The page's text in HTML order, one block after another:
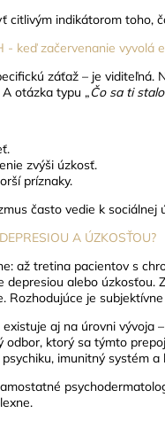
citlivým indikátorom toho,
- keď začervenanie vyvolá
záťaž – je viditeľná.
otázka typu „Čo sa ti
zvýši úzkosť.
príznaky.
často vedie k
A ÚZKOSŤOU?
až tretina pacientov s
depresiou alebo úzkosťou.
Rozhodujúce je
aj na úrovni vývoja
odbor, ktorý sa týmto
imunitný systém a